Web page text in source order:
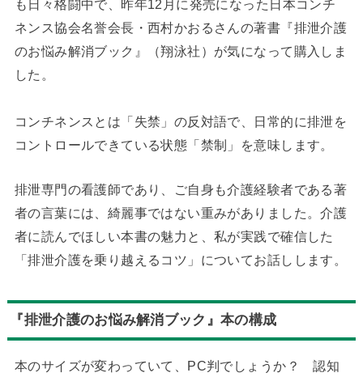
も日々格闘中で、昨年12月に発売になった日本コンチ
ネンス協会名誉会長・西村かおるさんの著書『排泄介護
のお悩み解消ブック』（翔泳社）が気になって購入しま
した。
コンチネンスとは「失禁」の反対語で、日常的に排泄を
コントロールできている状態「禁制」を意味します。
排泄専門の看護師であり、ご自身も介護経験者である著
者の言葉には、綺麗事ではない重みがありました。介護
者に読んでほしい本書の魅力と、私が実践で確信した
「排泄介護を乗り越えるコツ」についてお話しします。
『排泄介護のお悩み解消ブック』本の構成
本のサイズが変わっていて、PC判でしょうか？ 認知